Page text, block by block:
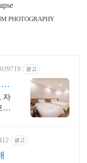
PHOTOGRAPHY
광고
자
동
광고